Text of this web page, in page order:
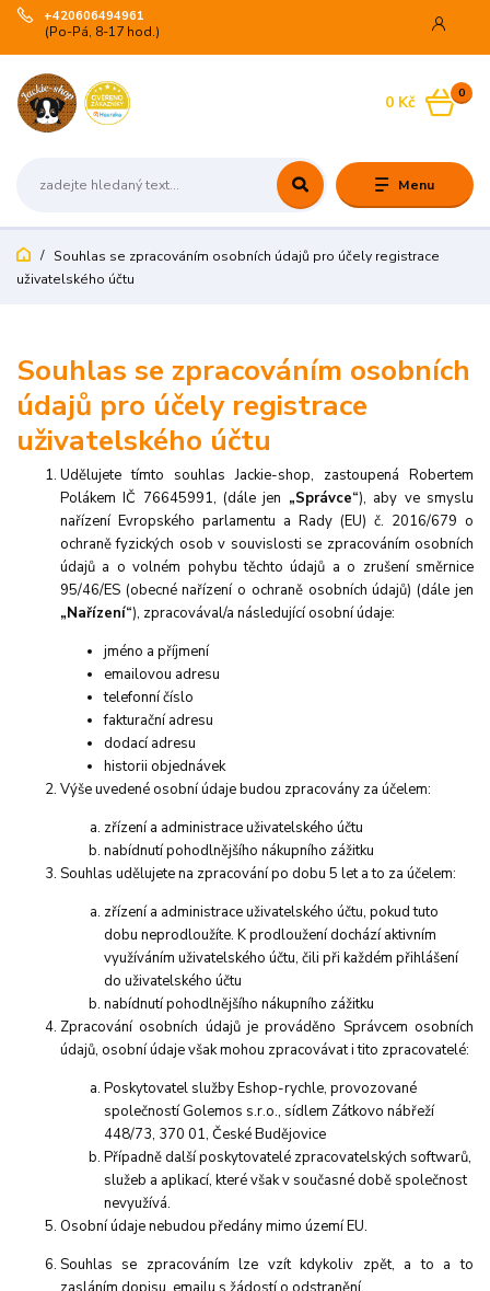
Menu
+420606494961
(Po-Pá, 8-17 hod.)
0
0 Kč
Souhlas se zpracováním osobních údajů pro účely registrace
uživatelského účtu
Souhlas se zpracováním osobních
údajů pro účely registrace
uživatelského účtu
Udělujete tímto souhlas Jackie-shop, zastoupená Robertem
Polákem IČ 76645991, (dále jen „Správce“), aby ve smyslu
nařízení Evropského parlamentu a Rady (EU) č. 2016/679 o
ochraně fyzických osob v souvislosti se zpracováním osobních
údajů a o volném pohybu těchto údajů a o zrušení směrnice
95/46/ES (obecné nařízení o ochraně osobních údajů) (dále jen
„Nařízení“), zpracovával/a následující osobní údaje:
jméno a příjmení
emailovou adresu
telefonní číslo
fakturační adresu
dodací adresu
historii objednávek
Výše uvedené osobní údaje budou zpracovány za účelem:
zřízení a administrace uživatelského účtu
nabídnutí pohodlnějšího nákupního zážitku
Souhlas udělujete na zpracování po dobu 5 let ato za účelem:
zřízení a administrace uživatelského účtu, pokud tuto
dobu neprodloužíte. K prodloužení dochází aktivním
využíváním uživatelského účtu, čili při každém přihlášení
do uživatelského účtu
nabídnutí pohodlnějšího nákupního zážitku
Zpracování osobních údajů je prováděno Správcem osobních
údajů, osobní údaje však mohou zpracovávat i tito zpracovatelé:
Poskytovatel služby Eshop-rychle, provozované
společností Golemos s.r.o., sídlem Zátkovo nábřeží
448/73, 370 01, České Budějovice
Případně další poskytovatelé zpracovatelských softwarů,
služeb a aplikací, které však v současné době společnost
nevyužívá.
Osobní údajenebudou předány mimo území EU.
Souhlas se zpracováním lze vzít kdykoliv zpět, a to a to